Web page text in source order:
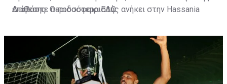
επίθεσης. Ο ποδοσφαιριστής ανήκει στην Hassania
Διαβάστε περισσότεραΕΔΩ.